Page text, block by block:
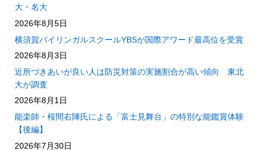
大・名大
2026年8月5日
横須賀バイリンガルスクールYBSが国際アワード最高位を受賞
2026年8月3日
近所づきあいが良い人は防災対策の実施割合が高い傾向 東北
大が調査
2026年8月1日
能楽師・桜間右陣氏による「富士見舞台」の特別な能鑑賞体験
【後編】
2026年7月30日